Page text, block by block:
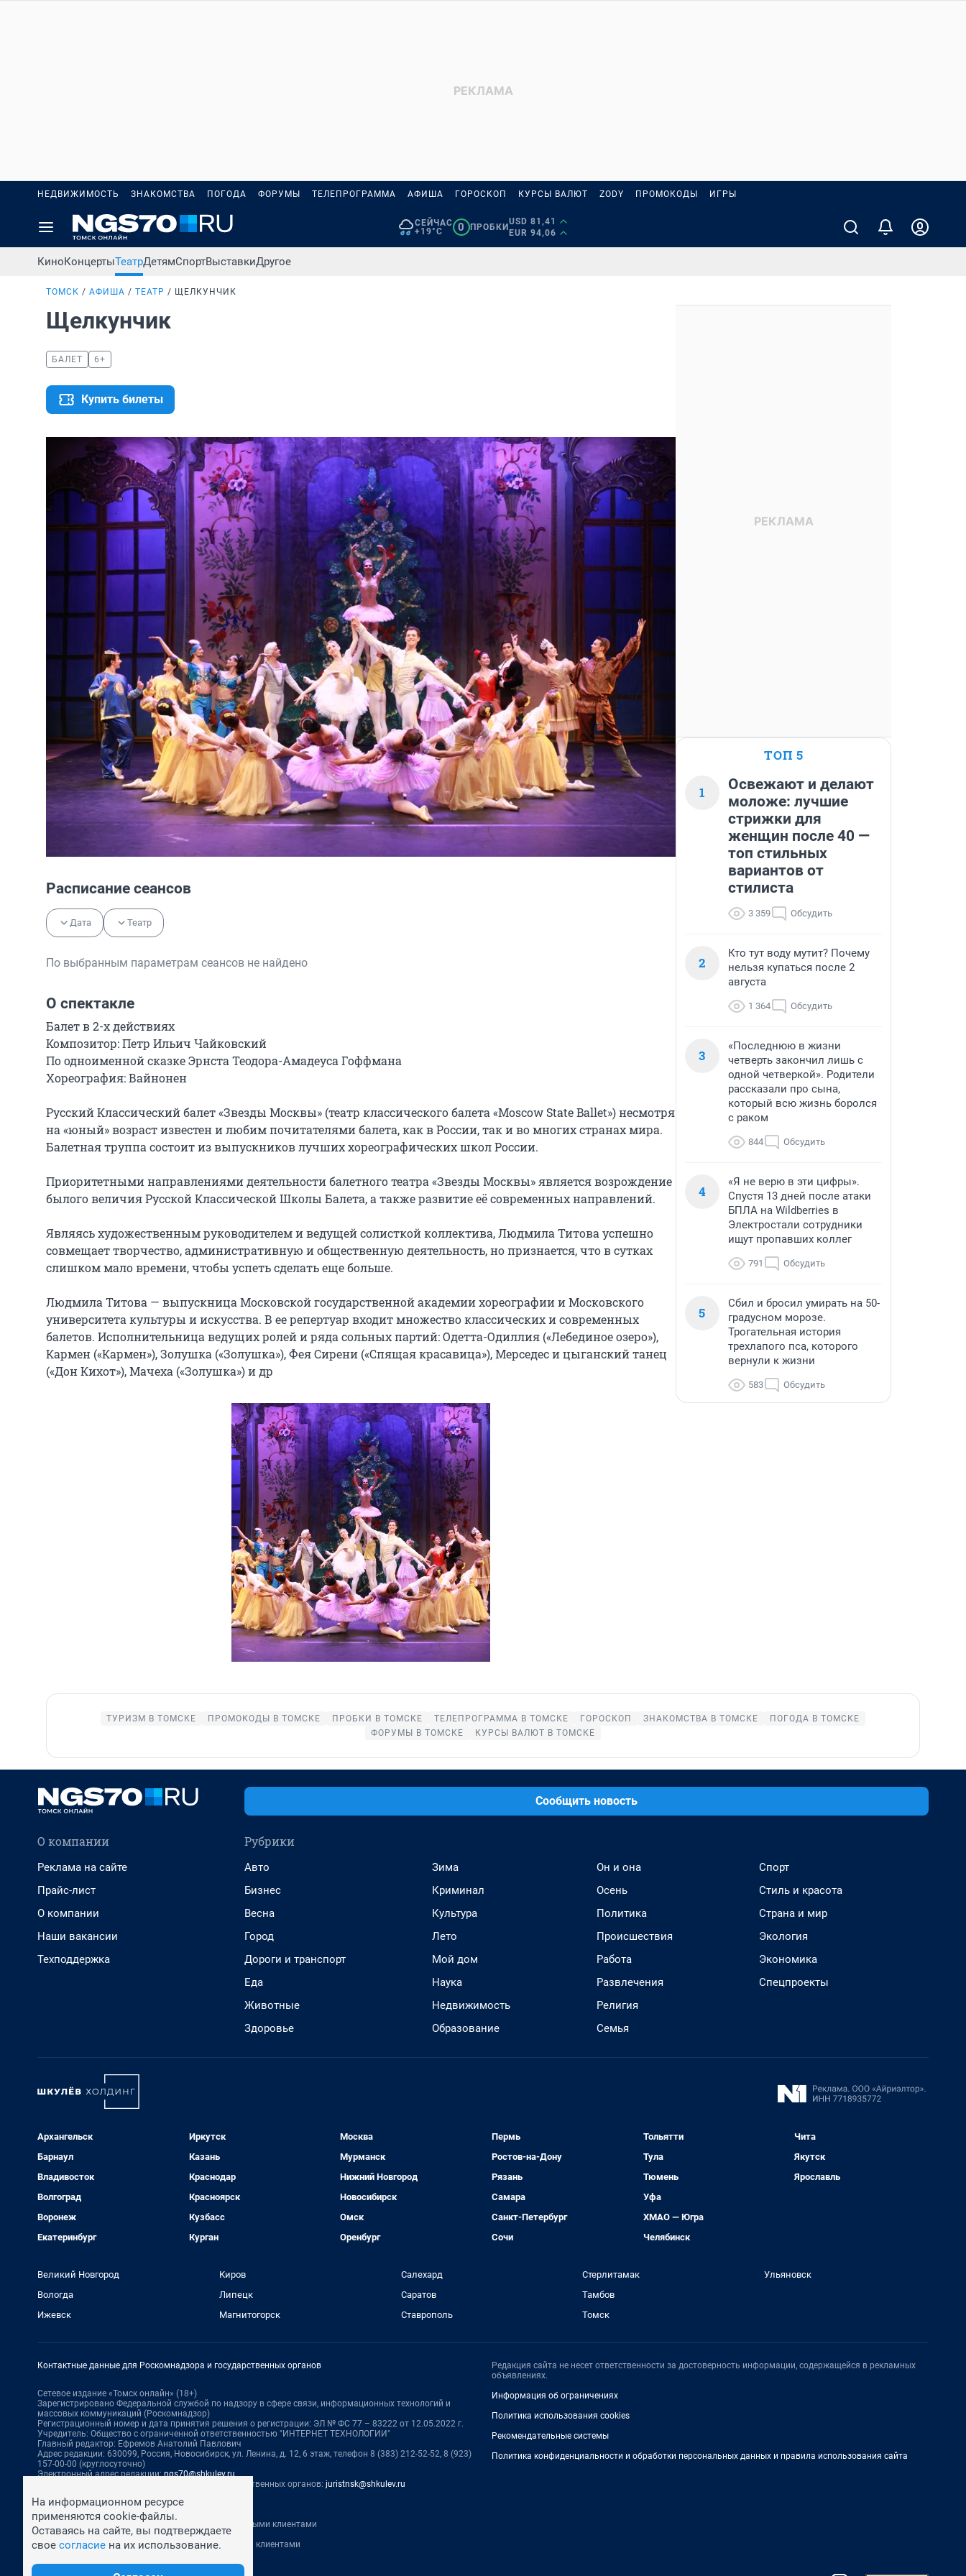
НЕДВИЖИМОСТЬ ЗНАКОМСТВА ПОГОДА ФОРУМЫ ТЕЛЕПРОГРАММА АФИША ГОРОСКОП КУРСЫ ВАЛЮТ ZODY ПРОМОКОДЫ ИГРЫ
СЕЙЧАС
+19°C
0 ПРОБКИ
USD 81,41
EUR 94,06
КиноКонцертыТеатрДетямСпортВыставкиДругое
ТОМСК АФИША ТЕАТР ЩЕЛКУНЧИК
Щелкунчик
БАЛЕТ 6+
Купить билеты
Расписание сеансов
Дата Театр
По выбранным параметрам сеансов не найдено
О спектакле
Балет в 2-х действиях
Композитор: Петр Ильич Чайковский
По одноименной сказке Эрнста Теодора-Амадеуса Гоффмана
Хореография: Вайнонен
Русский Классический балет «Звезды Москвы» (театр классического балета «Moscow State Ballet») несмотря
на «юный» возраст известен и любим почитателями балета, как в России, так и во многих странах мира.
Балетная труппа состоит из выпускников лучших хореографических школ России.
Приоритетными направлениями деятельности балетного театра «Звезды Москвы» является возрождение
былого величия Русской Классической Школы Балета, а также развитие её современных направлений.
Являясь художественным руководителем и ведущей солисткой коллектива, Людмила Титова успешно
совмещает творчество, административную и общественную деятельность, но признается, что в сутках
слишком мало времени, чтобы успеть сделать еще больше.
Людмила Титова — выпускница Московской государственной академии хореографии и Московского
университета культуры и искусства. В ее репертуар входит множество классических и современных
балетов. Исполнительница ведущих ролей и ряда сольных партий: Одетта-Одиллия («Лебединое озеро»),
Кармен («Кармен»), Золушка («Золушка»), Фея Сирени («Спящая красавица»), Мерседес и цыганский танец
(«Дон Кихот»), Мачеха («Золушка») и др
ТОП 5
1
Освежают и делают
моложе: лучшие
стрижки для
женщин после 40 —
топ стильных
вариантов от
стилиста
3 359 Обсудить
2
Кто тут воду мутит? Почему
нельзя купаться после 2
августа
1 364 Обсудить
3
«Последнюю в жизни
четверть закончил лишь с
одной четверкой». Родители
рассказали про сына,
который всю жизнь боролся
с раком
844 Обсудить
4
«Я не верю в эти цифры».
Спустя 13 дней после атаки
БПЛА на Wildberries в
Электростали сотрудники
ищут пропавших коллег
791 Обсудить
5
Сбил и бросил умирать на 50-
градусном морозе.
Трогательная история
трехлапого пса, которого
вернули к жизни
583 Обсудить
ТУРИЗМ В ТОМСКЕ ПРОМОКОДЫ В ТОМСКЕ ПРОБКИ В ТОМСКЕ ТЕЛЕПРОГРАММА В ТОМСКЕ ГОРОСКОП ЗНАКОМСТВА В ТОМСКЕ
ПОГОДА В ТОМСКЕ
ФОРУМЫ В ТОМСКЕ
КУРСЫ ВАЛЮТ В ТОМСКЕ
Сообщить новость
О компании
Реклама на сайте
Прайс-лист
О компании
Наши вакансии
Техподдержка
Рубрики
Авто
Бизнес
Весна
Город
Дороги и транспорт
Еда
Животные
Здоровье
Зима
Криминал
Культура
Лето
Мой дом
Наука
Недвижимость
Образование
Он и она
Осень
Политика
Происшествия
Работа
Развлечения
Религия
Семья
Спорт
Стиль и красота
Страна и мир
Экология
Экономика
Спецпроекты
Архангельск
Барнаул
Владивосток
Волгоград
Воронеж
Екатеринбург
Иркутск
Казань
Краснодар
Красноярск
Кузбасс
Курган
Москва
Мурманск
Нижний Новгород
Новосибирск
Омск
Оренбург
Пермь
Ростов-на-Дону
Рязань
Самара
Санкт-Петербург
Сочи
Тольятти
Тула
Тюмень
Уфа
ХМАО — Югра
Челябинск
Чита
Якутск
Ярославль
Великий Новгород
Вологда
Ижевск
Киров
Липецк
Магнитогорск
Салехард
Саратов
Ставрополь
Стерлитамак
Тамбов
Томск
Ульяновск
Контактные данные для Роскомнадзора и государственных органов
Сетевое издание «Томск онлайн» (18+)
Зарегистрировано Федеральной службой по надзору в сфере связи, информационных технологий и
массовых коммуникаций (Роскомнадзор)
Регистрационный номер и дата принятия решения о регистрации: ЭЛ № ФС 77 – 83222 от 12.05.2022 г.
Учредитель: Общество с ограниченной ответственностью "ИНТЕРНЕТ ТЕХНОЛОГИИ"
Главный редактор: Ефремов Анатолий Павлович
Адрес редакции: 630099, Россия, Новосибирск, ул. Ленина, д. 12, 6 этаж, телефон 8 (383) 212-52-52, 8 (923)
157-00-00 (круглосуточно)
Электронный адрес редакции:ngs70@shkulev.ru
Контактные данные для Роскомнадзора и государственных органов: juristnsk@shkulev.ru
По вопросам коммерческого сотрудничества:
Жапарова Жанна, менеджер по работе с федеральными клиентами
zhanna.zhaparova@shkulev.ru , моб. + 7 982 640 34 32
Ревина Мария, директор по работе с федеральными клиентами
Редакция сайта не несет ответственности за достоверность информации, содержащейся в рекламных
объявлениях.
Информация об ограничениях
Политика использования cookies
Рекомендательные системы
Политика конфиденциальности и обработки персональных данных и правила использования сайта
На информационном ресурсе
применяются cookie-файлы.
Оставаясь на сайте, вы подтверждаете
свое согласие на их использование.